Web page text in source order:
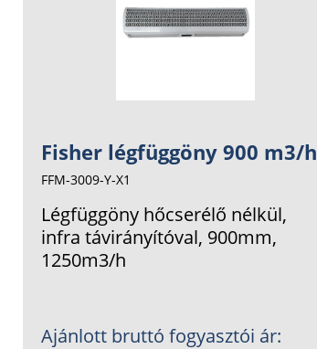
Fisher légfüggöny 900 m3/h
FFM-3009-Y-X1
Légfüggöny hőcserélő nélkül,
infra távirányítóval, 900mm,
1250m3/h
Ajánlott bruttó fogyasztói ár: